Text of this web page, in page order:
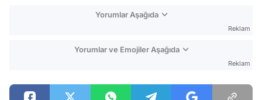
Yorumlar Aşağıda
Reklam
Yorumlar ve Emojiler Aşağıda
Reklam